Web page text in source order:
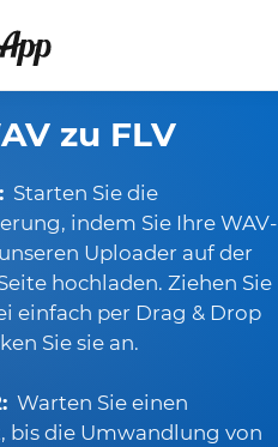
zu FLV
Starten Sie die
indem Sie Ihre WAV-
Uploader auf der
hochladen. Ziehen Sie
einfach per Drag & Drop
Sie sie an.
Warten Sie einen
bis die Umwandlung von